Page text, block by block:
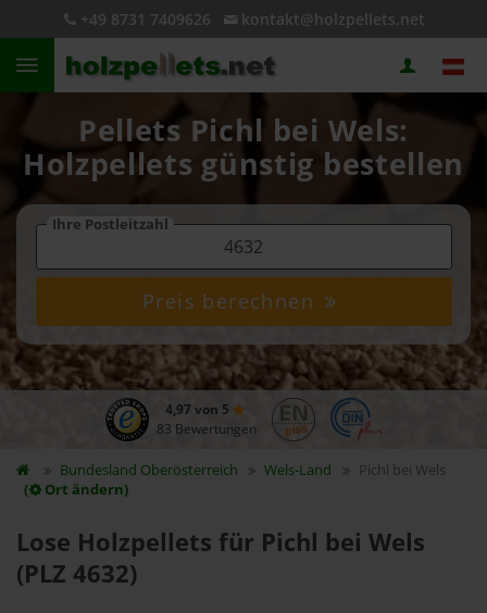
+49 8731 7409626 kontakt@holzpellets.net
Pellets Pichl bei Wels:
Holzpellets günstig bestellen
Ihre Postleitzahl
Preis berechnen
4,97 von 5
83 Bewertungen
Bundesland Oberösterreich Wels-Land
Pichl bei Wels
(
Ort ändern)
Lose Holzpellets für Pichl bei Wels
(PLZ 4632)